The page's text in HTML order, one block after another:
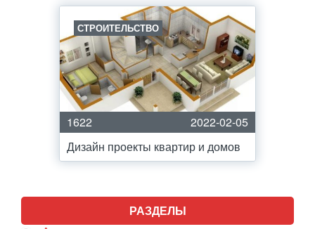
СТРОИТЕЛЬСТВО
1622
2022-02-05
Дизайн проекты квартир и домов
РАЗДЕЛЫ